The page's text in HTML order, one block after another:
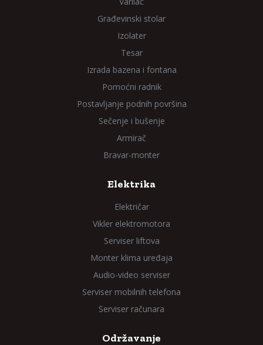
Građevinski stolar
Izolater
Tesar
Izrada bazena i fontana
Pomoćni radnik
Postavljanje podnih površina
Sečenje i bušenje
Armirač
Bravar-monter
Elektrika
Električar
Vikler elektromotora
Serviser liftova
Monter klima uređaja
Audio-video serviser
Serviser mobilnih telefona
Serviser računara
Održavanje